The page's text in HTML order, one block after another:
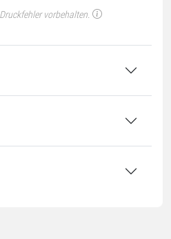
vorbehalten.